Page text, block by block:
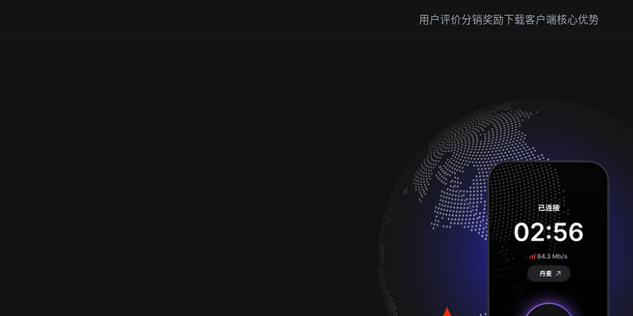
用户评价分销奖励下载客户端核心优势